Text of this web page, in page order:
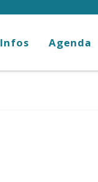
Infos Agenda